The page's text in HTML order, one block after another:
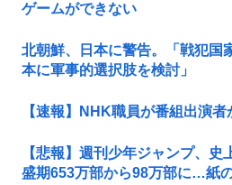
ゲームができない
北朝鮮、日本に警告。「戦犯国
本に軍事的選択肢を検討」
【速報】NHK職員が番組出演
【悲報】週刊少年ジャンプ、
盛期653万部から98万部に…紙